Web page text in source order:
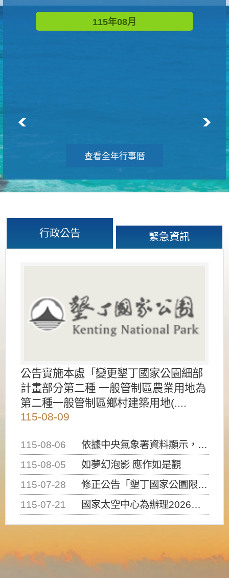
115年08月
查看全年行事曆
行政公告 緊急資訊
公告實施本處「變更墾丁國家公園細部
計畫部分第二種 一般管制區農業用地為
第二種一般管制區鄉村建築用地(....
115-08-09
115-08-06
依據中央氣象署資料顯示，白海豚颱風持續接近臺灣，請密切注意動向及早完成防災應變準備
115-08-05
如夢幻泡影 應作如是觀
115-07-28
修正公告「墾丁國家公園限制水域遊憩活動之種類、範圍、時間及行為」，自即日生效。
115-07-21
國家太空中心為辦理2026台灣盃火箭競賽，陸、海、空域警戒及協調相關事宜，因颱風備案事宜